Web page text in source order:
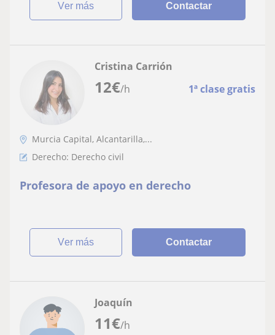
ver más Contactar
12€/h 1ª clase gratis
Cristina Carrión
Murcia Capital, Alcantarilla,...
Derecho: Derecho civil
Profesora de apoyo en derecho
ver más Contactar
11€/h
Joaquín